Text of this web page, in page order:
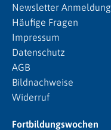
Newsletter Anmeldung
Häufige Fragen
Impressum
Datenschutz
AGB
Bildnachweise
Widerruf
Fortbildungswochen